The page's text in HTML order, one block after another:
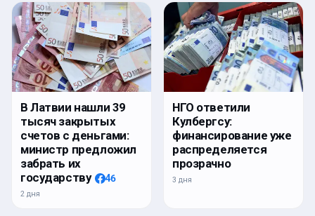
В Латвии нашли 39
тысяч закрытых
счетов с деньгами:
министр предложил
забрать их
государству
46
2 дня
НГО ответили
Кулбергсу:
финансирование уже
распределяется
прозрачно
3 дня